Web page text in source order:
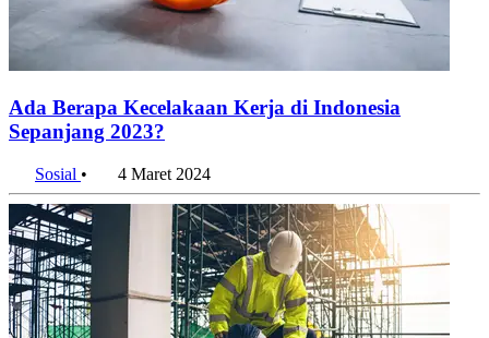
Ada Berapa Kecelakaan Kerja di Indonesia
Sepanjang 2023?
Sosial • 4 Maret 2024